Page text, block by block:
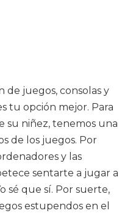
de juegos, consolas y
tu opción mejor. Para
su niñez, tenemos una
de los juegos. Por
y las
sentarte a jugar a
sé que sí. Por suerte,
estupendos en el